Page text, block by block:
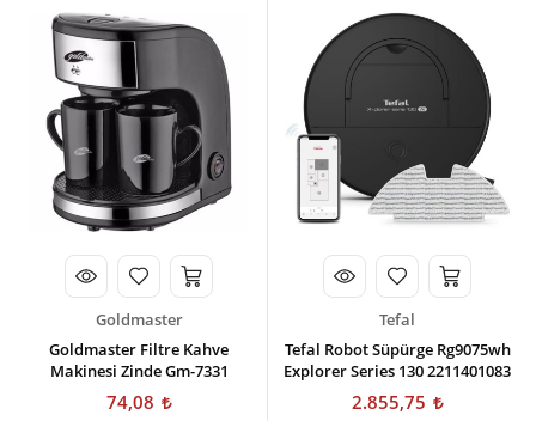
Goldmaster
Goldmaster Filtre Kahve
Makinesi Zinde Gm-7331
74,08
Tefal
Tefal Robot Süpürge Rg9075wh
Explorer Series 130 2211401083
2.855,75